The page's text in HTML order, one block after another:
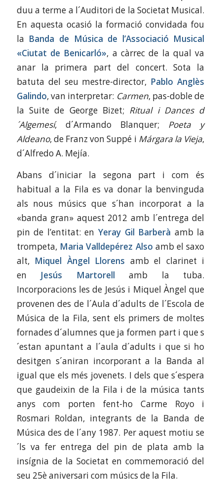
duu a terme a l´Auditori de la Societat Musical.
En aquesta ocasió la formació convidada fou
la Banda de Música de l’Associació Musical
«Ciutat de Benicarló», a càrrec de la qual va
anar la primera part del concert. Sota la
batuta del seu mestre-director, Pablo Anglès
Galindo, van interpretar: Carmen, pas-doble de
la Suite de George Bizet; Ritual i Dances d
´Algemesí, d´Armando Blanquer; Poeta y
Aldeano, de Franz von Suppé i Márgara la Vieja,
d´Alfredo A. Mejía.
Abans d´iniciar la segona part i com és
habitual a la Fila es va donar la benvinguda
als nous músics que s´han incorporat a la
«banda gran» aquest 2012 amb l´entrega del
pin de l’entitat: en Yeray Gil Barberà amb la
trompeta, Maria Valldepérez Also amb el saxo
alt, Miquel Àngel Llorens amb el clarinet i
en Jesús Martorellamb la tuba.
Incorporacions les de Jesús i Miquel Àngel que
provenen des de l´Aula d´adults de l´Escola de
Música de la Fila, sent els primers de moltes
fornades d´alumnes que ja formen part i que s
´estan apuntant a l´aula d´adults i que si ho
desitgen s´aniran incorporant a la Banda al
igual que els més jovenets. I dels que s´espera
que gaudeixin de la Fila i de la música tants
anys com porten fent-ho Carme Royo i
Rosmari Roldan, integrants de la Banda de
Música des de l´any 1987. Per aquest motiu se
´ls va fer entrega del pin de plata amb la
insígnia de la Societat en commemoració del
seu 25è aniversari com músics de la Fila.